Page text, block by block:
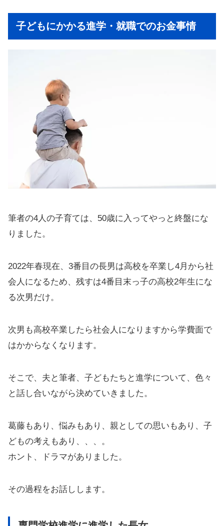
子どもにかかる進学・就職でのお金事情
筆者の4人の子育ては、50歳に入ってやっと終盤にな
りました。
2022年春現在、3番目の長男は高校を卒業し4月から社
会人になるため、残すは4番目末っ子の高校2年生にな
る次男だけ。
次男も高校卒業したら社会人になりますから学費面で
はかからなくなります。
そこで、夫と筆者、子どもたちと進学について、色々
と話し合いながら決めていきました。
葛藤もあり、悩みもあり、親としての思いもあり、子
どもの考えもあり、、、。
ホント、ドラマがありました。
その過程をお話しします。